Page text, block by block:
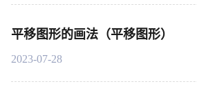
平移图形的画法（平移图形）
2023-07-28